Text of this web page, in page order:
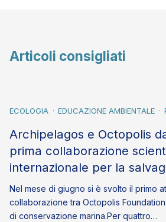
Articoli consigliati
ECOLOGIA EDUCAZIONE AMBIENTALE
Archipelagos e Octopolis
prima collaborazione
internazionale per la
Nel mese di giugno si è svolto il primo
collaborazione tra Octopolis
di conservazione marina.Per quattro…